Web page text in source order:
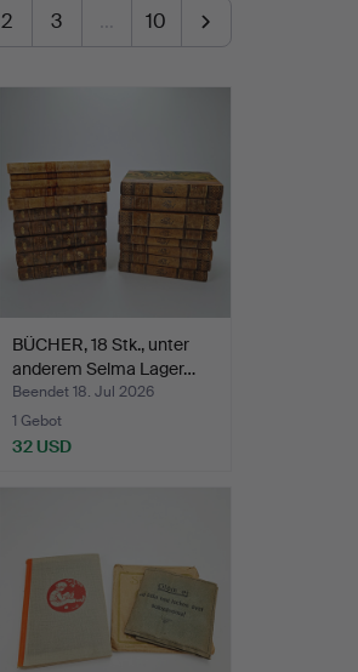
2 3 … 10
BÜCHER, 18 Stk., unter
anderem Selma Lager…
Beendet 18. Jul 2026
1 Gebot
32 USD